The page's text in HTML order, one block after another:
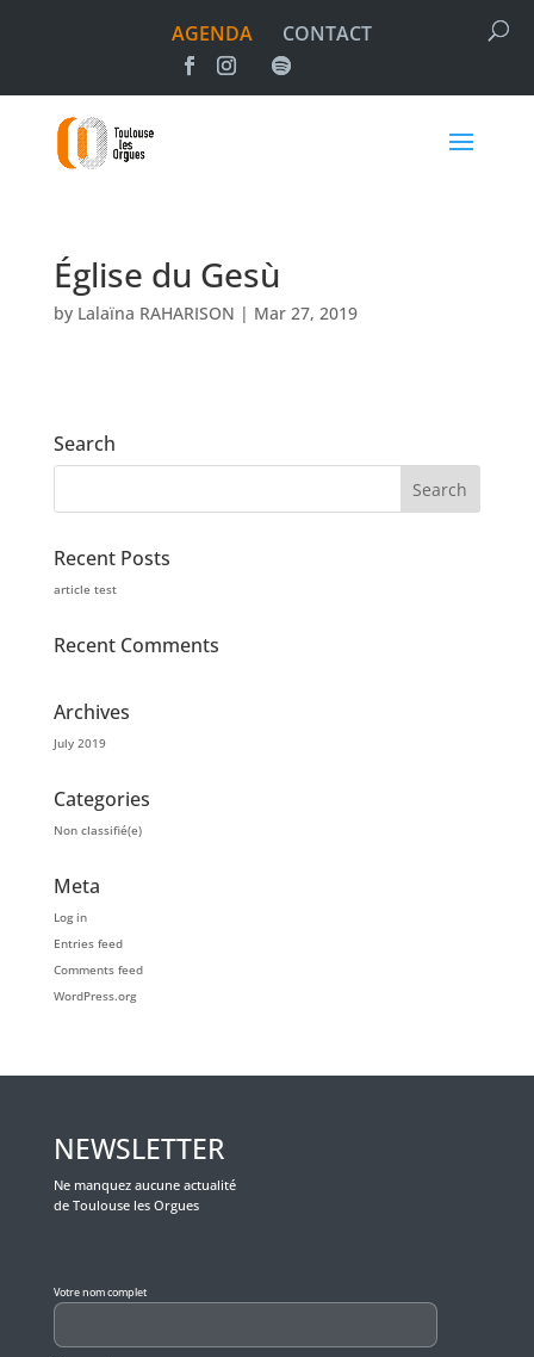
AGENDA CONTACT
Église du Gesù
by Lalaïna RAHARISON | Mar 27, 2019
Search
Recent Posts
article test
Recent Comments
Archives
July 2019
Categories
Non classifié(e)
Meta
Log in
Entries feed
Comments feed
WordPress.org
NEWSLETTER
Ne manquez aucune actualité
de Toulouse les Orgues
Votre nom complet